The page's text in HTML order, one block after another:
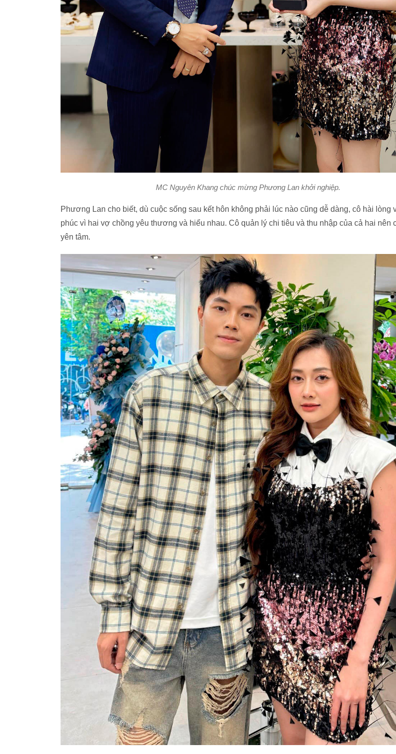
MC Nguyên Khang chúc mừng Phương Lan khởi nghiệp.
Phương Lan cho biết, dù cuộc sống sau kết hôn không phải lúc nào cũng dễ dàng, cô hài lòng
phúc vì hai vợ chồng yêu thương và hiểu nhau. Cô quản lý chi tiêu và thu nhập của cả hai nên
yên tâm.